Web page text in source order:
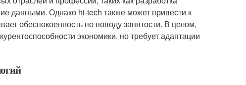
данными. Однако hi-tech также может привести к
обеспокоенность по поводу занятости. В целом,
экономики, но требует адаптации